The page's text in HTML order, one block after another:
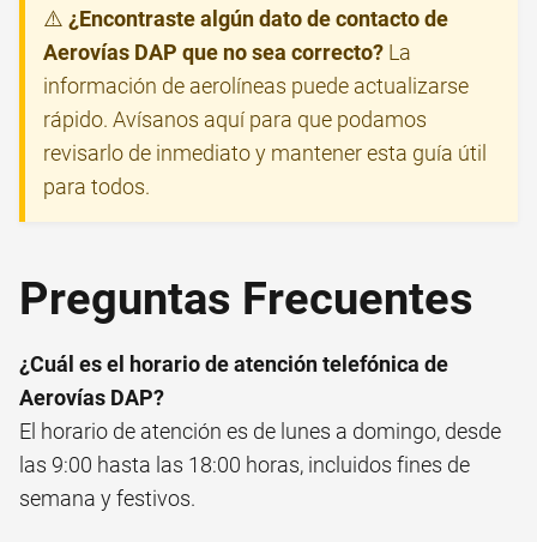
⚠️ ¿Encontraste algún dato de contacto de
Aerovías DAP que no sea correcto? La
información de aerolíneas puede actualizarse
rápido. Avísanos aquí para que podamos
revisarlo de inmediato y mantener esta guía útil
para todos.
Preguntas Frecuentes
¿Cuál es el horario de atención telefónica de
Aerovías DAP?
El horario de atención es de lunes a domingo, desde
las 9:00 hasta las 18:00 horas, incluidos fines de
semana y festivos.